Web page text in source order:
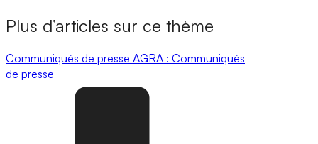
Plus d’articles sur ce thème
Communiqués de presse AGRA : Communiqués
de presse